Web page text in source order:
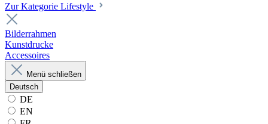
Zur Kategorie Lifestyle
Bilderrahmen
Kunstdrucke
Accessoires
Menü schließen
Deutsch
DE
EN